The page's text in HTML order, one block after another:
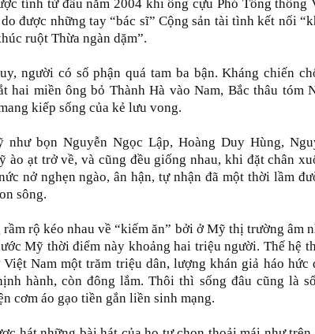
tính từ đầu năm 2004 khi ông cựu Phó Tổng thống
được những tay “bác sĩ” Cộng sản tài tình kết nối
ruột Thừa ngàn dặm”.
người có số phận quá tam ba bận. Kháng chiến
hai miền ông bỏ Thành Hà vào Nam, Bắc thâu tóm
kiếp sống của kẻ lưu vong.
bọn Nguyễn Ngọc Lập, Hoàng Duy Hùng,
ạt trở về, và cũng đều giống nhau, khi đặt chân
nở nghẹn ngào, ân hận, tự nhận đã một thời lầm
sông.
rộ kéo nhau về “kiếm ăn” bởi ở Mỹ thị trường âm
Mỹ thời điểm này khoảng hai triệu người. Thế hệ
Nam một trăm triệu dân, lượng khán giả háo hức
hành, còn đông lắm. Thôi thì sống đâu cũng là
cơm áo gạo tiền gắn liền sinh mạng.